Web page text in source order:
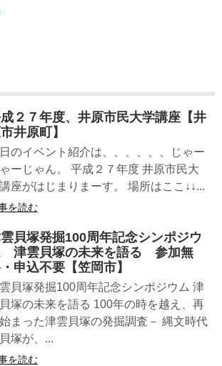
２７年度、井原市民大学講座【井
井原町】
のイベント紹介は、、、、、、じゃー
ーじゃん。 平成２７年度 井原市民大
座がはじまりまーす。 場所はここ↓↓...
を読む
貝塚発掘100周年記念シンポジウ
津雲貝塚の未来を語る 参加無
申込不要【笠岡市】
貝塚発掘100周年記念シンポジウム 津
塚の未来を語る 100年の時を越え、再
まった津雲貝塚の発掘調査－ 縄文時代
塚が、...
を読む